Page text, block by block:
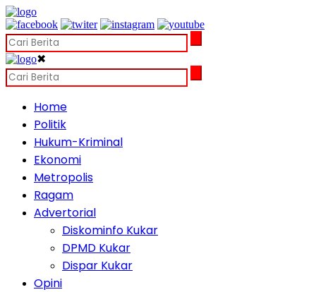
✖
Home
Politik
Hukum-Kriminal
Ekonomi
Metropolis
Ragam
Advertorial
Diskominfo Kukar
DPMD Kukar
Dispar Kukar
Opini